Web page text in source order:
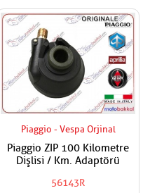
Piaggio - Vespa Orjinal
Piaggio ZIP 100 Kilometre
Dişlisi / Km. Adaptörü
56143R